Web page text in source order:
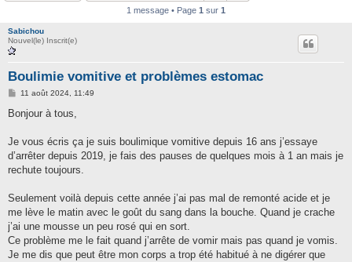
1 message • Page 1 sur 1
Sabichou
Nouvel(le) Inscrit(e)
Boulimie vomitive et problèmes estomac
M
s
g
11 août 2024, 11:49
Bonjour à tous,
Je vous écris ça je suis boulimique vomitive depuis 16 ans j’essaye
d’arrêter depuis 2019, je fais des pauses de quelques mois à 1 an mais je
rechute toujours.
Seulement voilà depuis cette année j’ai pas mal de remonté acide et je
me lève le matin avec le goût du sang dans la bouche. Quand je crache
j’ai une mousse un peu rosé qui en sort.
Ce problème me le fait quand j’arrête de vomir mais pas quand je vomis.
Je me dis que peut être mon corps a trop été habitué à ne digérer que